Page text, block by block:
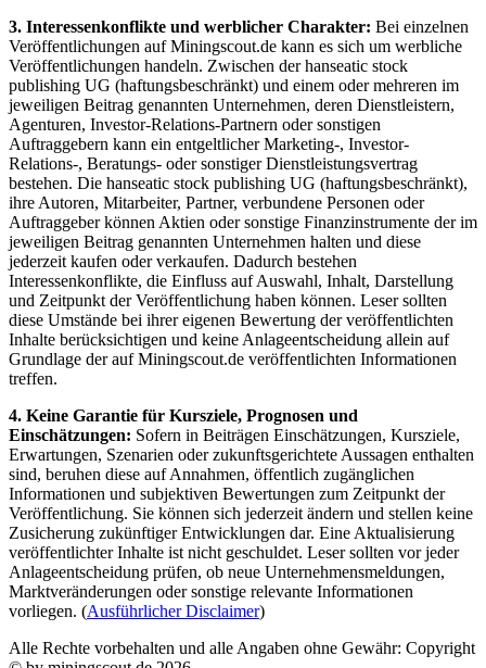
3. Interessenkonflikte und werblicher Charakter: Bei einzelnen
Veröffentlichungen auf Miningscout.de kann es sich um werbliche
Veröffentlichungen handeln. Zwischen der hanseatic stock
publishing UG (haftungsbeschränkt) und einem oder mehreren im
jeweiligen Beitrag genannten Unternehmen, deren Dienstleistern,
Agenturen, Investor-Relations-Partnern oder sonstigen
Auftraggebern kann ein entgeltlicher Marketing-, Investor-
Relations-, Beratungs- oder sonstiger Dienstleistungsvertrag
bestehen. Die hanseatic stock publishing UG (haftungsbeschränkt),
ihre Autoren, Mitarbeiter, Partner, verbundene Personen oder
Auftraggeber können Aktien oder sonstige Finanzinstrumente der im
jeweiligen Beitrag genannten Unternehmen halten und diese
jederzeit kaufen oder verkaufen. Dadurch bestehen
Interessenkonflikte, die Einfluss auf Auswahl, Inhalt, Darstellung
und Zeitpunkt der Veröffentlichung haben können. Leser sollten
diese Umstände bei ihrer eigenen Bewertung der veröffentlichten
Inhalte berücksichtigen und keine Anlageentscheidung allein auf
Grundlage der auf Miningscout.de veröffentlichten Informationen
treffen.
4. Keine Garantie für Kursziele, Prognosen und
Einschätzungen: Sofern in Beiträgen Einschätzungen, Kursziele,
Erwartungen, Szenarien oder zukunftsgerichtete Aussagen enthalten
sind, beruhen diese auf Annahmen, öffentlich zugänglichen
Informationen und subjektiven Bewertungen zum Zeitpunkt der
Veröffentlichung. Sie können sich jederzeit ändern und stellen keine
Zusicherung zukünftiger Entwicklungen dar. Eine Aktualisierung
veröffentlichter Inhalte ist nicht geschuldet. Leser sollten vor jeder
Anlageentscheidung prüfen, ob neue Unternehmensmeldungen,
Marktveränderungen oder sonstige relevante Informationen
vorliegen. (Ausführlicher Disclaimer)
Alle Rechte vorbehalten und alle Angaben ohne Gewähr: Copyright